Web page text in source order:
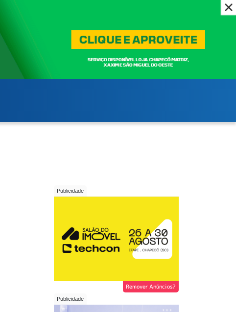
Remover Anúncios?